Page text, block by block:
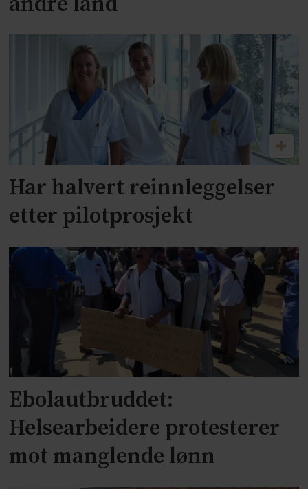
Har halvert reinnleggelser
etter pilotprosjekt
Ebolautbruddet:
Helsearbeidere protesterer
mot manglende lønn